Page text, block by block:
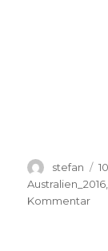
Autor
stefan
Australien_2016
Kommentarzu